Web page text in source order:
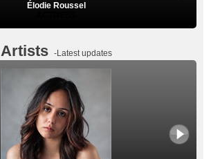
Élodie Roussel
Artists -Latest updates